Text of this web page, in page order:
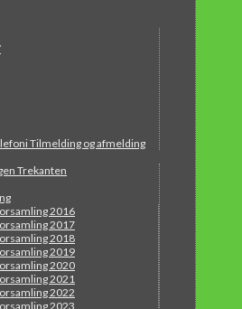
Tilmelding og afmelding
Trekanten
2016
2017
2018
2019
2020
2021
2022
2023